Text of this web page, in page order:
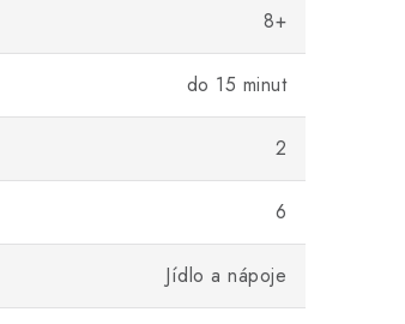
8+
do 15 minut
2
6
Jídlo a nápoje